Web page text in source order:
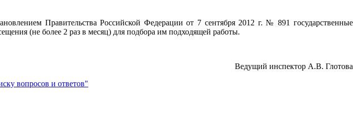
Правительства Российской Федерации от 7 сентября 2012 г. № 891 государственные
(не более 2 раз в месяц) для подбора им подходящей работы.
Ведущий инспектор А.В. Глотова
вопросов и ответов"